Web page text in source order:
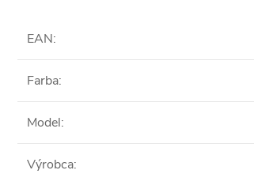
EAN:
Farba:
Model:
Výrobca: